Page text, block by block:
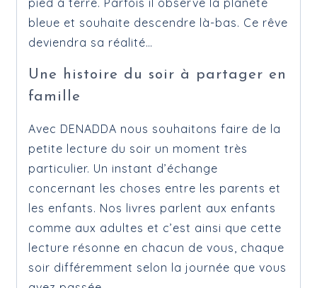
bleue et souhaite descendre là-bas. Ce rêve
deviendra sa réalité…
Une histoire du soir à partager en
famille
Avec DENADDA nous souhaitons faire de la
petite lecture du soir un moment très
particulier. Un instant d’échange
concernant les choses entre les parents et
les enfants. Nos livres parlent aux enfants
comme aux adultes et c’est ainsi que cette
lecture résonne en chacun de vous, chaque
soir différemment selon la journée que vous